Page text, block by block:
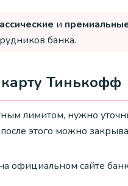
и
банка.
Тинькофф
лимитом, нужно
после этого можно
официальном сайте